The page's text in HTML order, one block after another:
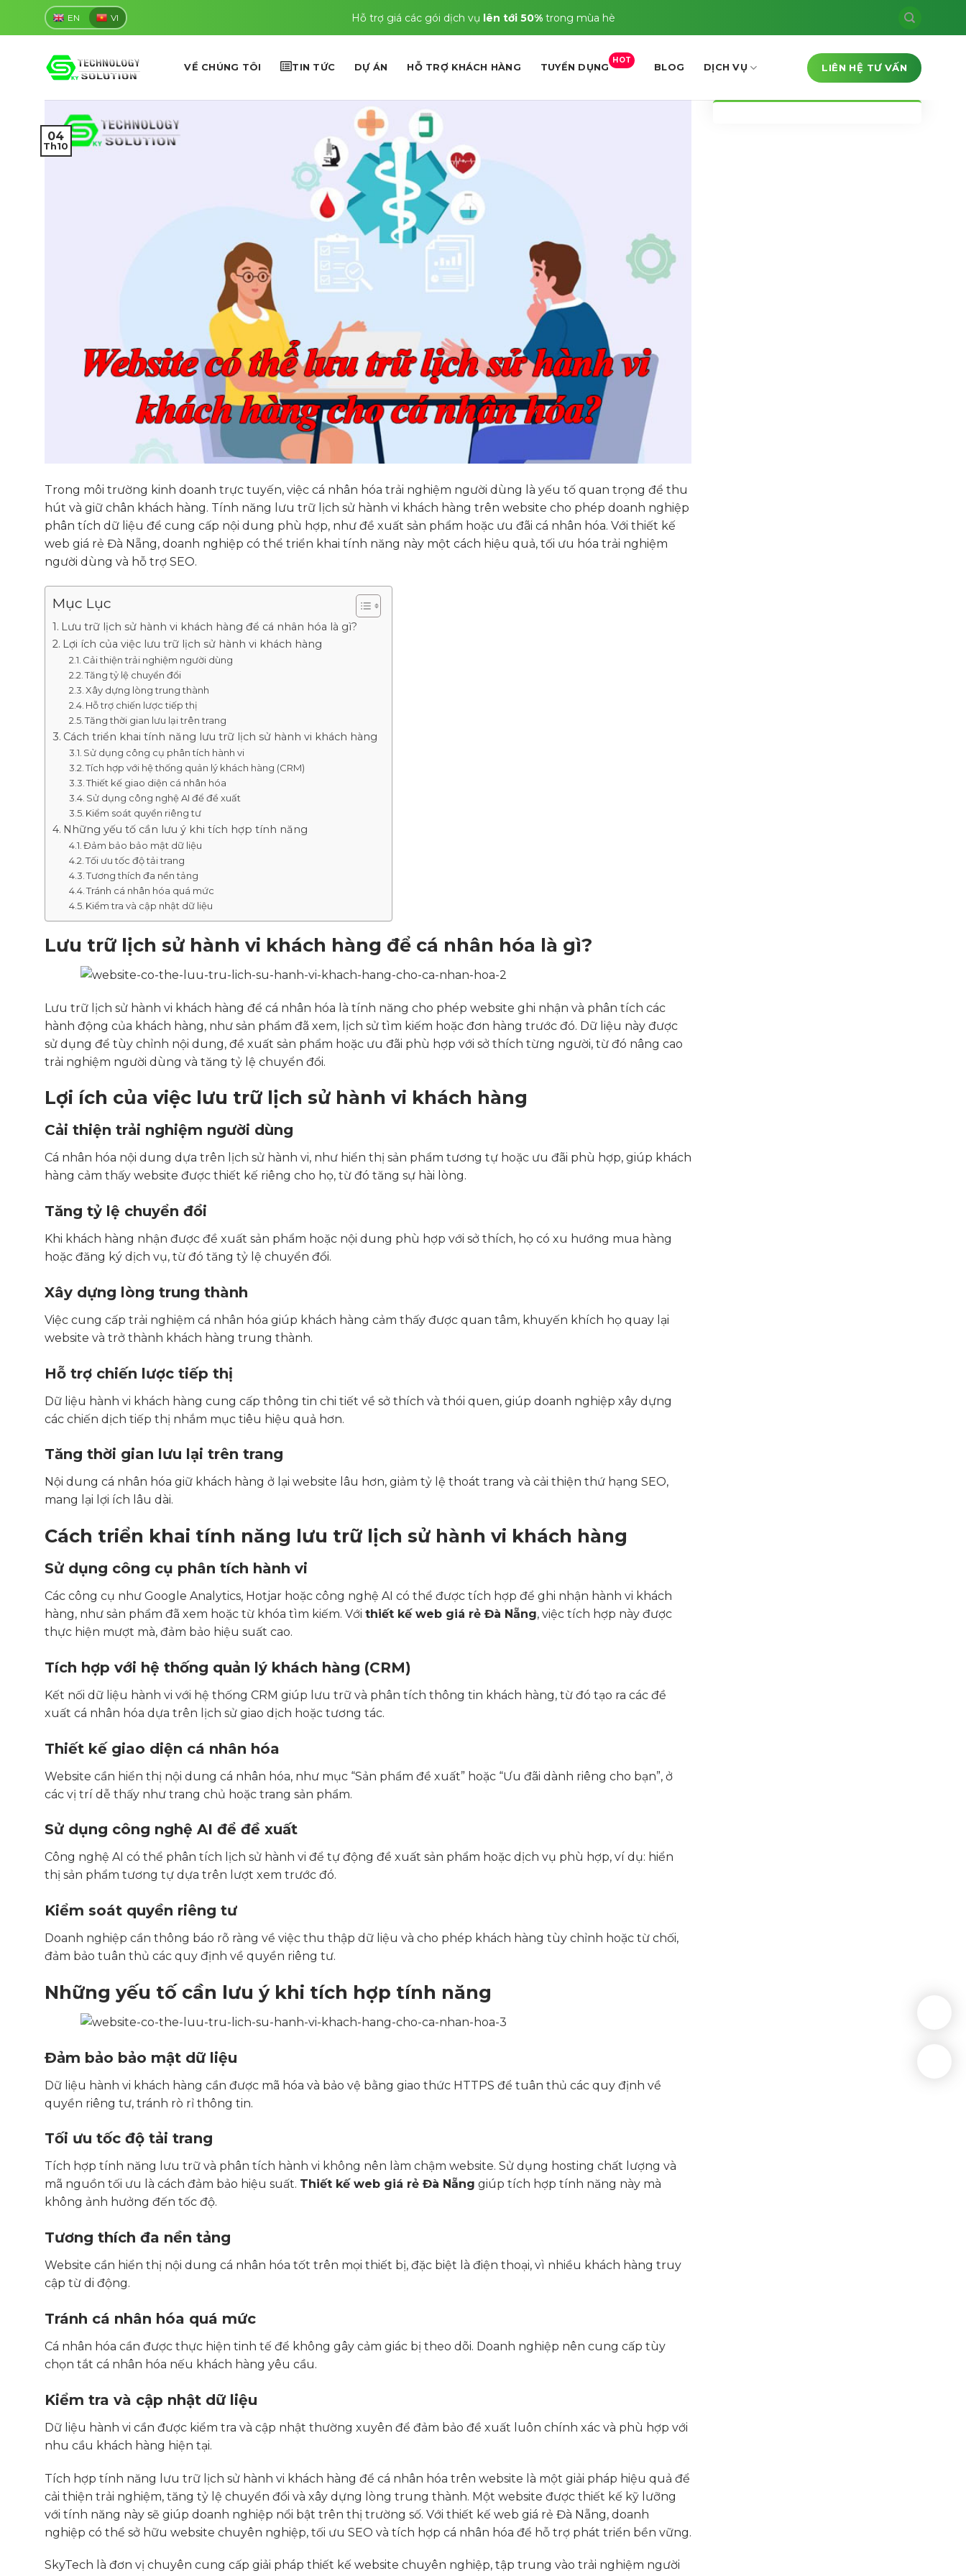
EN VI Hỗ trợ giá các gói dịch vụ lên tới 50%trong mùa hè
VỀ CHÚNG TÔI TIN TỨC DỰ ÁN HỖ TRỢ KHÁCH HÀNG TUYỂN DỤNG
HOT
BLOG DỊCH VỤ LIÊN HỆ TƯ VẤN
04
Th10
Trong môi trường kinh doanh trực tuyến, việc cá nhân hóa trải nghiệm người dùng là yếu tố quan trọng để thu
hút và giữ chân khách hàng. Tính năng lưu trữ lịch sử hành vi khách hàng trên website cho phép doanh nghiệp
phân tích dữ liệu để cung cấp nội dung phù hợp, như đề xuất sản phẩm hoặc ưu đãi cá nhân hóa. Với thiết kế
web giá rẻ Đà Nẵng, doanh nghiệp có thể triển khai tính năng này một cách hiệu quả, tối ưu hóa trải nghiệm
người dùng và hỗ trợ SEO.
Mục Lục
Lưu trữ lịch sử hành vi khách hàng để cá nhân hóa là gì?
Lợi ích của việc lưu trữ lịch sử hành vi khách hàng
Cải thiện trải nghiệm người dùng
Tăng tỷ lệ chuyển đổi
Xây dựng lòng trung thành
Hỗ trợ chiến lược tiếp thị
Tăng thời gian lưu lại trên trang
Cách triển khai tính năng lưu trữ lịch sử hành vi khách hàng
Sử dụng công cụ phân tích hành vi
Tích hợp với hệ thống quản lý khách hàng (CRM)
Thiết kế giao diện cá nhân hóa
Sử dụng công nghệ AI để đề xuất
Kiểm soát quyền riêng tư
Những yếu tố cần lưu ý khi tích hợp tính năng
Đảm bảo bảo mật dữ liệu
Tối ưu tốc độ tải trang
Tương thích đa nền tảng
Tránh cá nhân hóa quá mức
Kiểm tra và cập nhật dữ liệu
Lưu trữ lịch sử hành vi khách hàng để cá nhân hóa là gì?
Lưu trữ lịch sử hành vi khách hàng để cá nhân hóa là tính năng cho phép website ghi nhận và phân tích các
hành động của khách hàng, như sản phẩm đã xem, lịch sử tìm kiếm hoặc đơn hàng trước đó. Dữ liệu này được
sử dụng để tùy chỉnh nội dung, đề xuất sản phẩm hoặc ưu đãi phù hợp với sở thích từng người, từ đó nâng cao
trải nghiệm người dùng và tăng tỷ lệ chuyển đổi.
Lợi ích của việc lưu trữ lịch sử hành vi khách hàng
Cải thiện trải nghiệm người dùng
Cá nhân hóa nội dung dựa trên lịch sử hành vi, như hiển thị sản phẩm tương tự hoặc ưu đãi phù hợp, giúp khách
hàng cảm thấy website được thiết kế riêng cho họ, từ đó tăng sự hài lòng.
Tăng tỷ lệ chuyển đổi
Khi khách hàng nhận được đề xuất sản phẩm hoặc nội dung phù hợp với sở thích, họ có xu hướng mua hàng
hoặc đăng ký dịch vụ, từ đó tăng tỷ lệ chuyển đổi.
Xây dựng lòng trung thành
Việc cung cấp trải nghiệm cá nhân hóa giúp khách hàng cảm thấy được quan tâm, khuyến khích họ quay lại
website và trở thành khách hàng trung thành.
Hỗ trợ chiến lược tiếp thị
Dữ liệu hành vi khách hàng cung cấp thông tin chi tiết về sở thích và thói quen, giúp doanh nghiệp xây dựng
các chiến dịch tiếp thị nhắm mục tiêu hiệu quả hơn.
Tăng thời gian lưu lại trên trang
Nội dung cá nhân hóa giữ khách hàng ở lại website lâu hơn, giảm tỷ lệ thoát trang và cải thiện thứ hạng SEO,
mang lại lợi ích lâu dài.
Cách triển khai tính năng lưu trữ lịch sử hành vi khách hàng
Sử dụng công cụ phân tích hành vi
Các công cụ như Google Analytics, Hotjar hoặc công nghệ AI có thể được tích hợp để ghi nhận hành vi khách
hàng, như sản phẩm đã xem hoặc từ khóa tìm kiếm. Với thiết kế web giá rẻ Đà Nẵng, việc tích hợp này được
thực hiện mượt mà, đảm bảo hiệu suất cao.
Tích hợp với hệ thống quản lý khách hàng (CRM)
Kết nối dữ liệu hành vi với hệ thống CRM giúp lưu trữ và phân tích thông tin khách hàng, từ đó tạo ra các đề
xuất cá nhân hóa dựa trên lịch sử giao dịch hoặc tương tác.
Thiết kế giao diện cá nhân hóa
Website cần hiển thị nội dung cá nhân hóa, như mục “Sản phẩm đề xuất” hoặc “Ưu đãi dành riêng cho bạn”, ở
các vị trí dễ thấy như trang chủ hoặc trang sản phẩm.
Sử dụng công nghệ AI để đề xuất
Công nghệ AI có thể phân tích lịch sử hành vi để tự động đề xuất sản phẩm hoặc dịch vụ phù hợp, ví dụ: hiển
thị sản phẩm tương tự dựa trên lượt xem trước đó.
Kiểm soát quyền riêng tư
Doanh nghiệp cần thông báo rõ ràng về việc thu thập dữ liệu và cho phép khách hàng tùy chỉnh hoặc từ chối,
đảm bảo tuân thủ các quy định về quyền riêng tư.
Những yếu tố cần lưu ý khi tích hợp tính năng
Đảm bảo bảo mật dữ liệu
Dữ liệu hành vi khách hàng cần được mã hóa và bảo vệ bằng giao thức HTTPS để tuân thủ các quy định về
quyền riêng tư, tránh rò rỉ thông tin.
Tối ưu tốc độ tải trang
Tích hợp tính năng lưu trữ và phân tích hành vi không nên làm chậm website. Sử dụng hosting chất lượng và
mã nguồn tối ưu là cách đảm bảo hiệu suất. Thiết kế web giá rẻ Đà Nẵng giúp tích hợp tính năng này mà
không ảnh hưởng đến tốc độ.
Tương thích đa nền tảng
Website cần hiển thị nội dung cá nhân hóa tốt trên mọi thiết bị, đặc biệt là điện thoại, vì nhiều khách hàng truy
cập từ di động.
Tránh cá nhân hóa quá mức
Cá nhân hóa cần được thực hiện tinh tế để không gây cảm giác bị theo dõi. Doanh nghiệp nên cung cấp tùy
chọn tắt cá nhân hóa nếu khách hàng yêu cầu.
Kiểm tra và cập nhật dữ liệu
Dữ liệu hành vi cần được kiểm tra và cập nhật thường xuyên để đảm bảo đề xuất luôn chính xác và phù hợp với
nhu cầu khách hàng hiện tại.
Tích hợp tính năng lưu trữ lịch sử hành vi khách hàng để cá nhân hóa trên website là một giải pháp hiệu quả để
cải thiện trải nghiệm, tăng tỷ lệ chuyển đổi và xây dựng lòng trung thành. Một website được thiết kế kỹ lưỡng
với tính năng này sẽ giúp doanh nghiệp nổi bật trên thị trường số. Với thiết kế web giá rẻ Đà Nẵng, doanh
nghiệp có thể sở hữu website chuyên nghiệp, tối ưu SEO và tích hợp cá nhân hóa để hỗ trợ phát triển bền vững.
SkyTech là đơn vị chuyên cung cấp giải pháp thiết kế website chuyên nghiệp, tập trung vào trải nghiệm người